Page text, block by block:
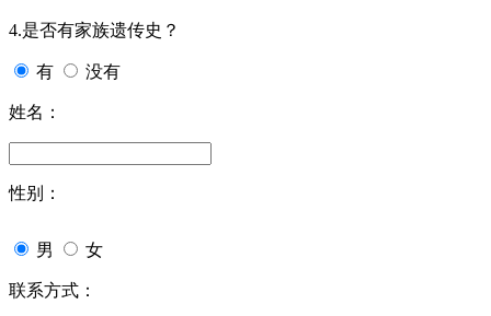
4.是否有家族遗传史？
有 没有
姓名：
性别：
男 女
联系方式：